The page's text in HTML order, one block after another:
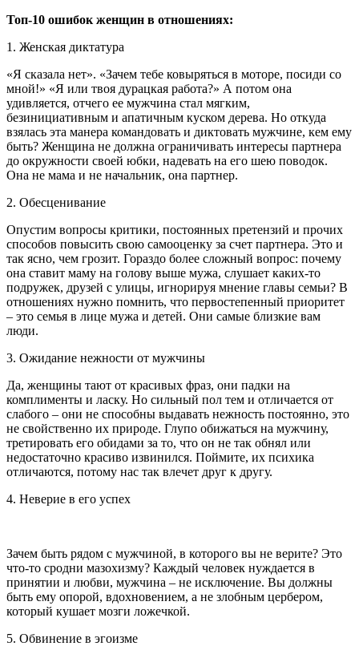
Топ-10 ошибок женщин в отношениях:
1. Женская диктатура
«Я сказала нет». «Зачем тебе ковыряться в моторе, посиди со
мной!» «Я или твоя дурацкая работа?» А потом она
удивляется, отчего ее мужчина стал мягким,
безинициативным и апатичным куском дерева. Но откуда
взялась эта манера командовать и диктовать мужчине, кем ему
быть? Женщина не должна ограничивать интересы партнера
до окружности своей юбки, надевать на его шею поводок.
Она не мама и не начальник, она партнер.
2. Обесценивание
Опустим вопросы критики, постоянных претензий и прочих
способов повысить свою самооценку за счет партнера. Это и
так ясно, чем грозит. Гораздо более сложный вопрос: почему
она ставит маму на голову выше мужа, слушает каких-то
подружек, друзей с улицы, игнорируя мнение главы семьи? В
отношениях нужно помнить, что первостепенный приоритет
– это семья в лице мужа и детей. Они самые близкие вам
люди.
3. Ожидание нежности от мужчины
Да, женщины тают от красивых фраз, они падки на
комплименты и ласку. Но сильный пол тем и отличается от
слабого – они не способны выдавать нежность постоянно, это
не свойственно их природе. Глупо обижаться на мужчину,
третировать его обидами за то, что он не так обнял или
недостаточно красиво извинился. Поймите, их психика
отличаются, потому нас так влечет друг к другу.
4. Неверие в его успех
Зачем быть рядом с мужчиной, в которого вы не верите? Это
что-то сродни мазохизму? Каждый человек нуждается в
принятии и любви, мужчина – не исключение. Вы должны
быть ему опорой, вдохновением, а не злобным цербером,
который кушает мозги ложечкой.
5. Обвинение в эгоизме